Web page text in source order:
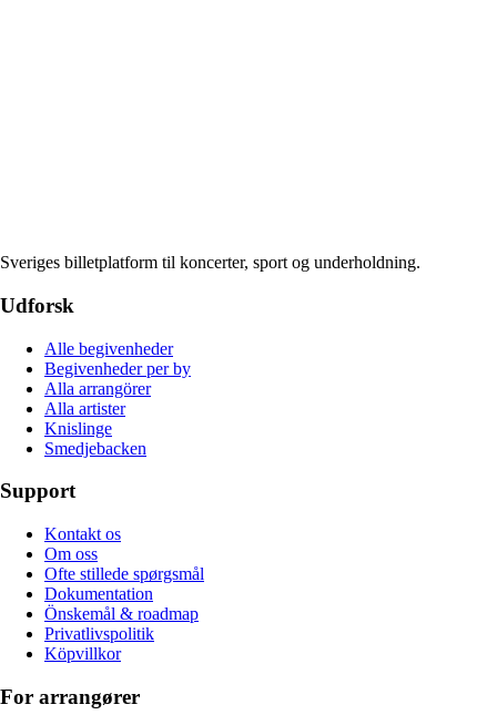
Sveriges billetplatform til koncerter, sport og underholdning.
Udforsk
Alle begivenheder
Begivenheder per by
Alla arrangörer
Alla artister
Knislinge
Smedjebacken
Support
Kontakt os
Om oss
Ofte stillede spørgsmål
Dokumentation
Önskemål & roadmap
Privatlivspolitik
Köpvillkor
For arrangører